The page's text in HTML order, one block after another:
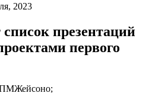
, 2023
презентаций
первого
ПМЖейсоно;